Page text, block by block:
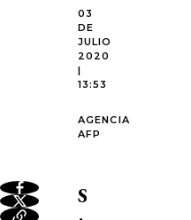
03
DE
JULIO
2020
|
13:53
AGENCIA
AFP
S